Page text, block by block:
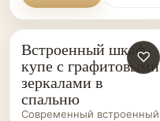
ШКАФЫ-
КУПЕ НА ЗАКАЗ
♡
Встроенный шкаф-
купе с графитовыми
зеркалами в
спальню
Современный встроенный